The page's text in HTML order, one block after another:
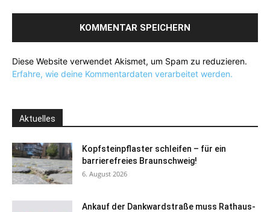
Diese Website verwendet Akismet, um Spam zu reduzieren.
Erfahre, wie deine Kommentardaten verarbeitet werden.
Aktuelles
Kopfsteinpflaster schleifen – für ein
barrierefreies Braunschweig!
6. August 2026
Ankauf der Dankwardstraße muss Rathaus-